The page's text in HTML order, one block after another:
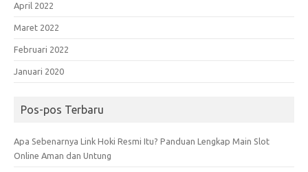
April 2022
Maret 2022
Februari 2022
Januari 2020
Pos-pos Terbaru
Apa Sebenarnya Link Hoki Resmi Itu? Panduan Lengkap Main Slot
Online Aman dan Untung